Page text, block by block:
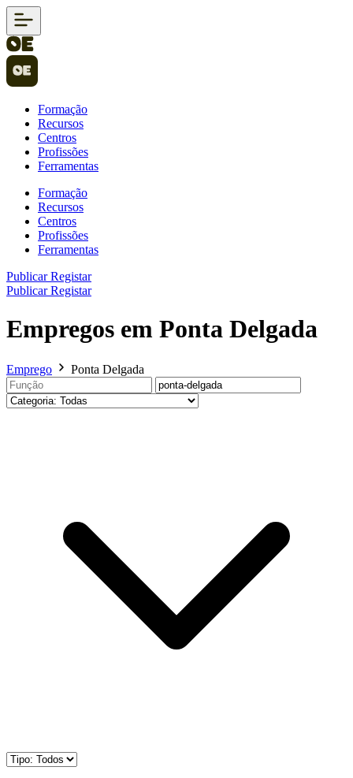
Formação
Recursos
Centros
Profissões
Ferramentas
Formação
Recursos
Centros
Profissões
Ferramentas
PublicarRegistar
PublicarRegistar
Empregos em Ponta Delgada
Emprego Ponta Delgada